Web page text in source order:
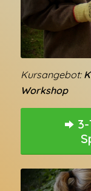
Kursangebot:
Workshop